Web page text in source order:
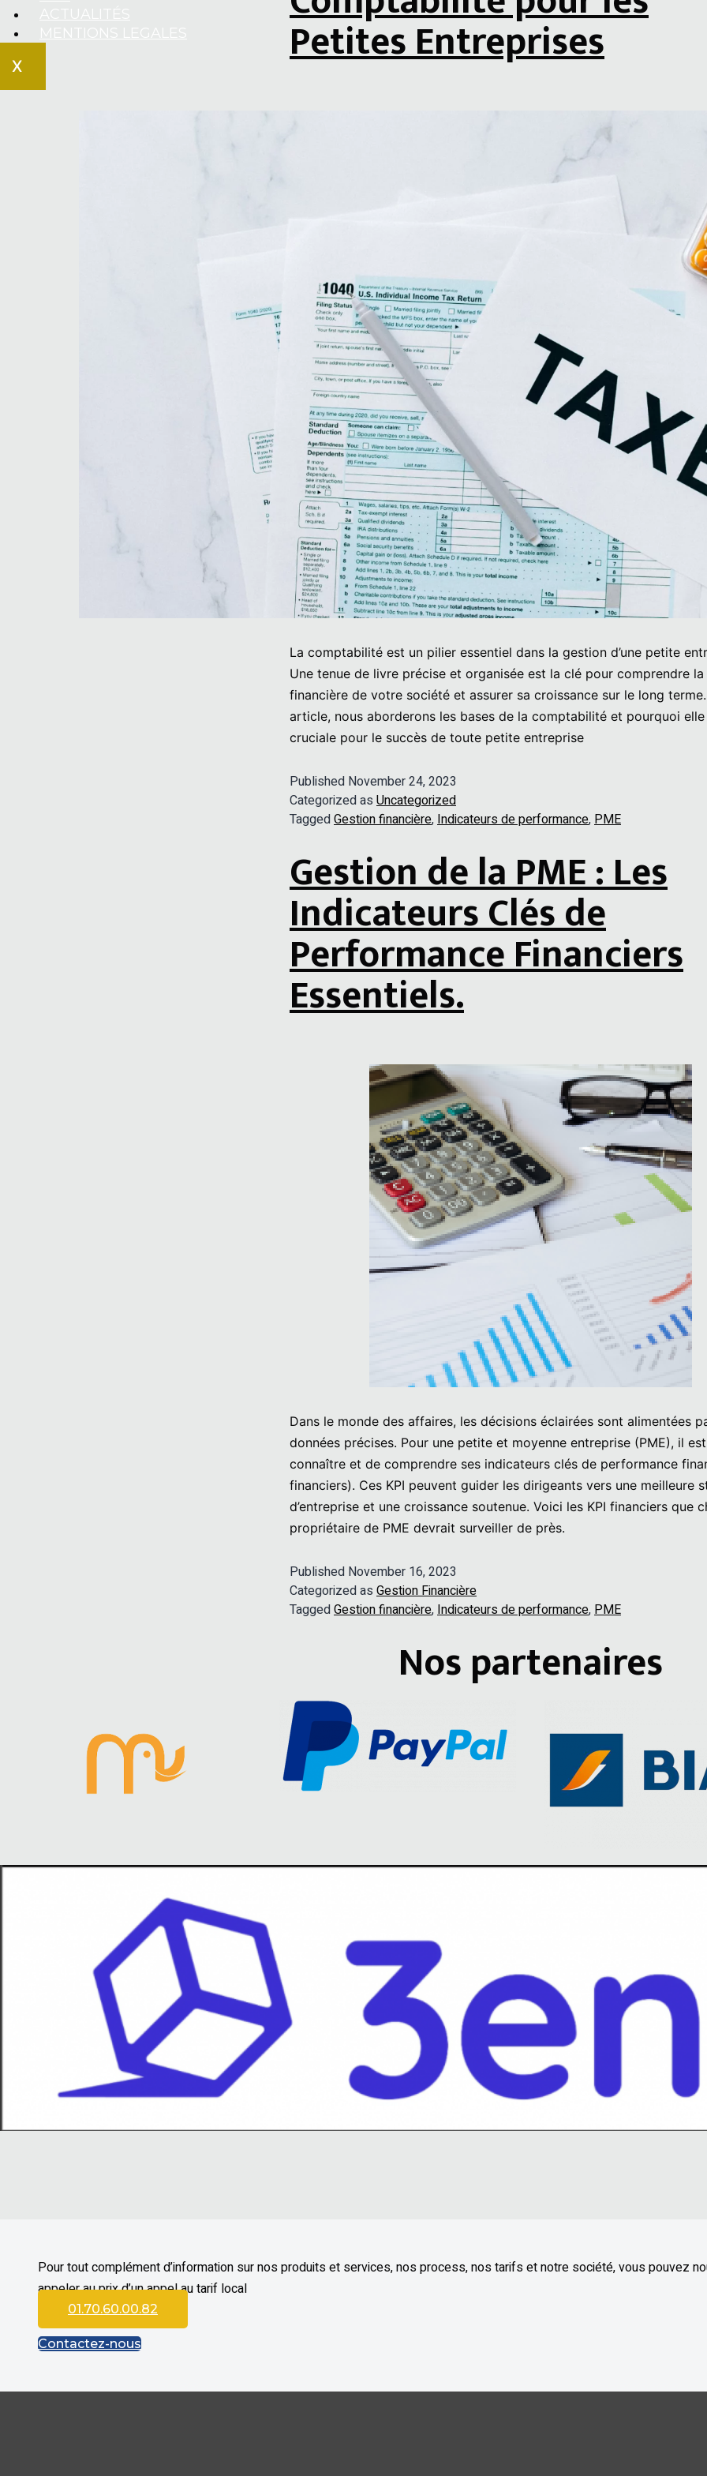
X Petites Entreprises
La comptabilité est un pilier essentiel dans la gestion d’une petite
Une tenue de livre précise et organisée est la clé pour comprendre la
financière de votre société et assurer sa croissance sur le long
article, nous aborderons les bases de la comptabilité et pourquoi
cruciale pour le succès de toute petite entreprise
Published November 24, 2023
Categorized as Uncategorized
TaggedGestion financière,Indicateurs de performance,PME
Gestion de la PME : Les
Indicateurs Clés de
Performance Financiers
Essentiels.
Dans le monde des affaires, les décisions éclairées sont alimentées
données précises. Pour une petite et moyenne entreprise (PME), il
connaître et de comprendre ses indicateurs clés de performance
financiers). Ces KPI peuvent guider les dirigeants vers une meilleure
d’entreprise et une croissance soutenue. Voici les KPI financiers que
propriétaire de PME devrait surveiller de près.
Published November 16, 2023
Categorized as Gestion Financière
TaggedGestion financière,Indicateurs de performance,PME
Nos partenaires
Pour tout complément d’information sur nos produits et services, nos process, nos tarifs et notre société, vous pouvez
appeler au prix d’un appel au tarif local
01.70.60.00.82
Contactez-nous